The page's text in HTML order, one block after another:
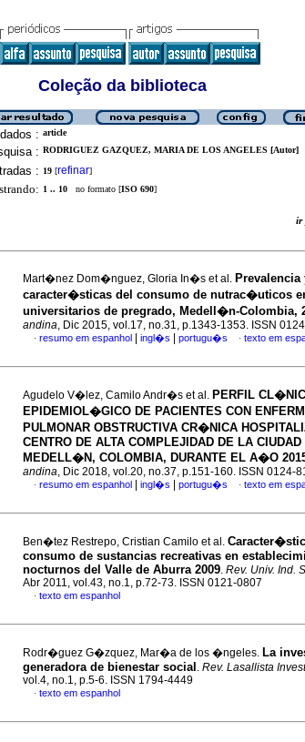
Coleção da biblioteca
: article
: RODRIGUEZ GAZQUEZ, MARIA DE LOS ANGELES [Autor]
: 19 [refinar]
1 .. 10 no formato [ISO 690]
ir
Mart�nez Dom�nguez, Gloria In�s et al. Prevalencia
caracter�sticas del consumo de nutrac�uticos
universitarios de pregrado, Medell�n-Colombia,
andina, Dic 2015, vol.17, no.31, p.1343-1353. ISSN
· resumo em espanhol ingl�s portugu�s · texto em
Agudelo V�lez, Camilo Andr�s et al. PERFIL
EPIDEMIOL�GICO DE PACIENTES CON
PULMONAR OBSTRUCTIVA CR�NICA
CENTRO DE ALTA COMPLEJIDAD DE LA CIUDAD
MEDELL�N, COLOMBIA, DURANTE EL A�O
andina, Dic 2018, vol.20, no.37, p.151-160. ISSN 0124-
· resumo em espanhol ingl�s portugu�s · texto em
Ben�tez Restrepo, Cristian Camilo et al.
consumo de sustancias recreativas en
nocturnos del Valle de Aburra 2009. Rev. Univ. Ind.
Abr 2011, vol.43, no.1, p.72-73. ISSN 0121-0807
· texto em espanhol
Rodr�guez G�zquez, Mar�a de los �ngeles. La
generadora de bienestar social . Rev. Lasallista
vol.4, no.1, p.5-6. ISSN 1794-4449
· texto em espanhol